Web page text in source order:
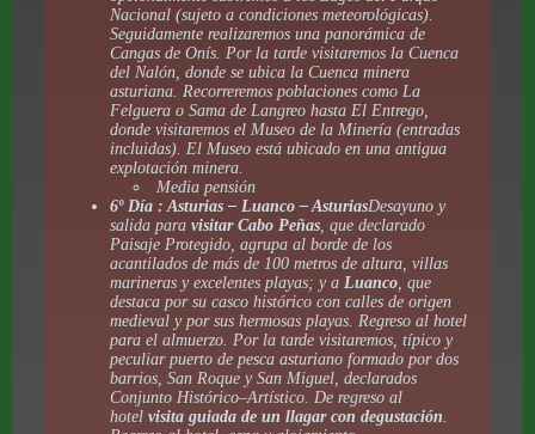
Nacional (sujeto a condiciones meteorológicas).
Seguidamente realizaremos una panorámica de
Cangas de Onís. Por la tarde visitaremos la Cuenca
del Nalón, donde se ubica la Cuenca minera
asturiana. Recorreremos poblaciones como La
Felguera o Sama de Langreo hasta El Entrego,
donde visitaremos el Museo de la Minería (entradas
incluidas). El Museo está ubicado en una antigua
explotación minera.
Media pensión
6º Día : Asturias – Luanco – AsturiasDesayuno y
salida para visitar Cabo Peñas, que declarado
Paisaje Protegido, agrupa al borde de los
acantilados de más de 100 metros de altura, villas
marineras y excelentes playas; y a Luanco, que
destaca por su casco histórico con calles de origen
medieval y por sus hermosas playas. Regreso al hotel
para el almuerzo. Por la tarde visitaremos, típico y
peculiar puerto de pesca asturiano formado por dos
barrios, San Roque y San Miguel, declarados
Conjunto Histórico–Artístico. De regreso al
hotel visita guiada de un llagar con degustación.